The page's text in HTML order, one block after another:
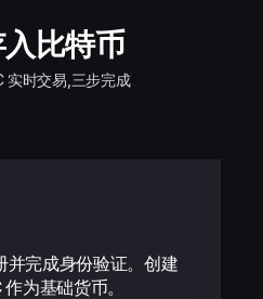
比特币
实时交易,三步完成
完成身份验证。创建
为基础货币。